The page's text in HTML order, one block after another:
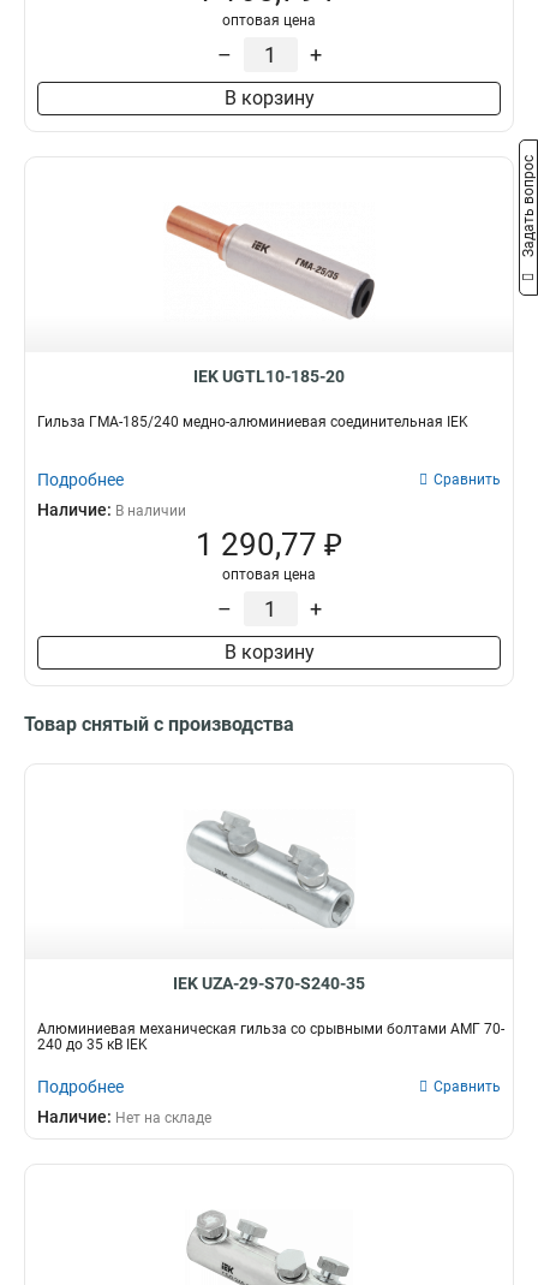
оптовая цена
– +
В корзину
IEK UGTL10-185-20
Гильза ГМА-185/240 медно-алюминиевая соединительная IEK
Подробнее Сравнить
Наличие: В наличии
1 290,77 ₽
оптовая цена
– +
В корзину
Товар снятый с производства
IEK UZA-29-S70-S240-35
Алюминиевая механическая гильза со срывными болтами АМГ 70-
240 до 35 кВ IEK
Подробнее Сравнить
Наличие: Нет на складе
Задать вопрос